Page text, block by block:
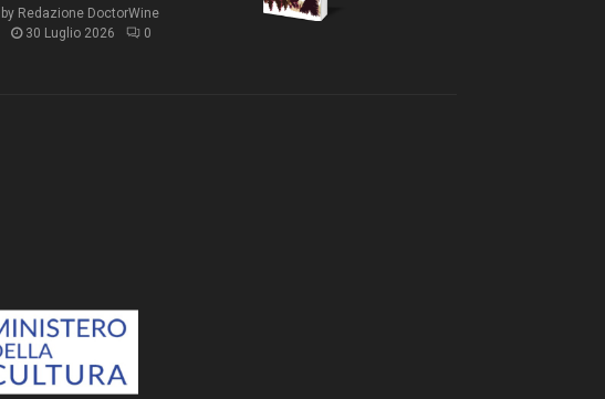
by Redazione DoctorWine
30 Luglio 2026
0